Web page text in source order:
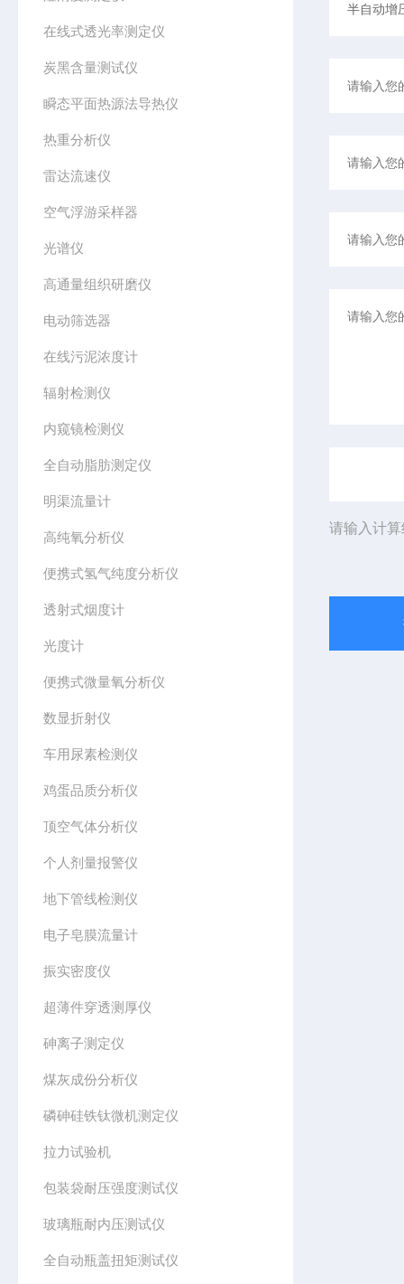
在线式透光率测定仪
炭黑含量测试仪
瞬态平面热源法导热仪
热重分析仪
雷达流速仪
空气浮游采样器
光谱仪
高通量组织研磨仪
电动筛选器
在线污泥浓度计
辐射检测仪
内窥镜检测仪
全自动脂肪测定仪
明渠流量计
高纯氧分析仪
便携式氢气纯度分析仪
透射式烟度计
光度计
便携式微量氧分析仪
数显折射仪
车用尿素检测仪
鸡蛋品质分析仪
顶空气体分析仪
个人剂量报警仪
地下管线检测仪
电子皂膜流量计
振实密度仪
超薄件穿透测厚仪
砷离子测定仪
煤灰成份分析仪
磷砷硅铁钛微机测定仪
拉力试验机
包装袋耐压强度测试仪
玻璃瓶耐内压测试仪
全自动瓶盖扭矩测试仪
请输入计